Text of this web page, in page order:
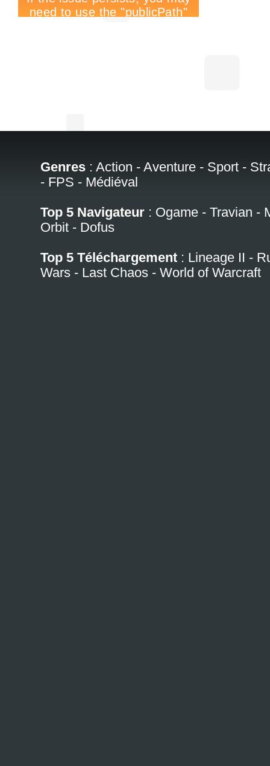
Genres : Action - Aventure - Sport -
- FPS - Médiéval
Top 5 Navigateur : Ogame - Travian -
Orbit - Dofus
Top 5 Téléchargement : Lineage II -
Wars - Last Chaos - World of Warcraft